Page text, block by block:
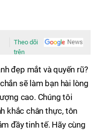
Theo dõi
trên
đẹp mắt và quyến rũ?
sẽ làm bạn hài lòng
cao. Chúng tôi
khắc chân thực, tôn
đầy tinh tế. Hãy cùng